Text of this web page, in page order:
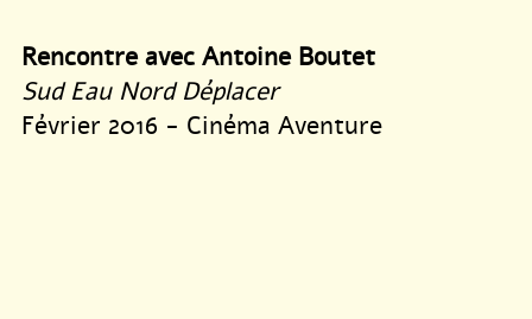
Rencontre avec Antoine Boutet
Sud Eau Nord Déplacer
Février 2016 - Cinéma Aventure